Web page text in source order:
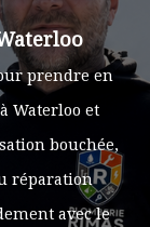
prendre en
Waterloo et
bouchée,
réparation
avec le